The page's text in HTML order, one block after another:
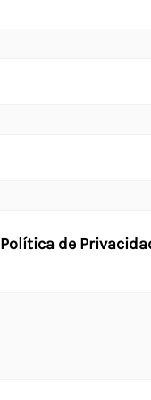
Política de